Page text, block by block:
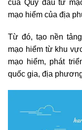
của Quỹ đầu tư
mạo hiểm của địa
Từ đó, tạo nền
mạo hiểm từ khu
mạo hiểm, phát
quốc gia, địa